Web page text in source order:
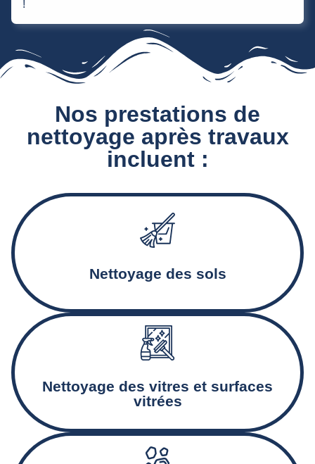
!
Nos prestations de
nettoyage après travaux
incluent :
Nettoyage des sols
Aspiration et décapage des sols, traitement des résidus et
Nettoyage des vitres et surfaces
vitrées